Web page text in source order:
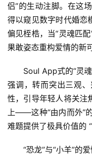
侣”的生动注脚。在这
得以窥见数字时代婚恋
偏见桎梏，当“灵魂匹
果敢姿态重构爱情的新
Soul App式的“灵
强调，转而突出三观
性，引导年轻人将关注
上——这种“由内而外”
难题提供了极具价值的
“恐龙”与“小羊”的